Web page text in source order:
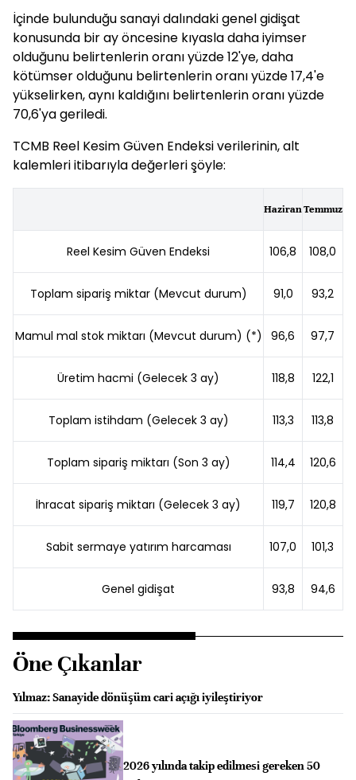
İçinde bulunduğu sanayi dalındaki genel gidişat
konusunda bir ay öncesine kıyasla daha iyimser
olduğunu belirtenlerin oranı yüzde 12'ye, daha
kötümser olduğunu belirtenlerin oranı yüzde 17,4'e
yükselirken, aynı kaldığını belirtenlerin oranı yüzde
70,6'ya geriledi.
TCMB Reel Kesim Güven Endeksi verilerinin, alt
kalemleri itibarıyla değerleri şöyle:​​​
HaziranTemmuz
Reel Kesim Güven Endeksi 106,8 108,0
Toplam sipariş miktar (Mevcut durum) 91,0 93,2
Mamul mal stok miktarı (Mevcut durum) (*) 96,6 97,7
Üretim hacmi (Gelecek 3 ay) 118,8 122,1
Toplam istihdam (Gelecek 3 ay) 113,3 113,8
Toplam sipariş miktarı (Son 3 ay) 114,4 120,6
İhracat sipariş miktarı (Gelecek 3 ay) 119,7 120,8
Sabit sermaye yatırım harcaması 107,0 101,3
Genel gidişat 93,8 94,6
Öne Çıkanlar
Yılmaz: Sanayide dönüşüm cari açığı iyileştiriyor
2026 yılında takip edilmesi gereken 50